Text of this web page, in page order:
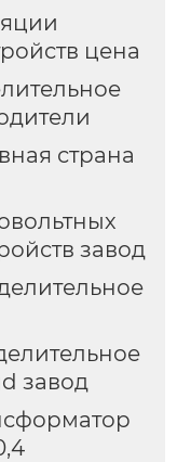
цена
страна
завод
завод